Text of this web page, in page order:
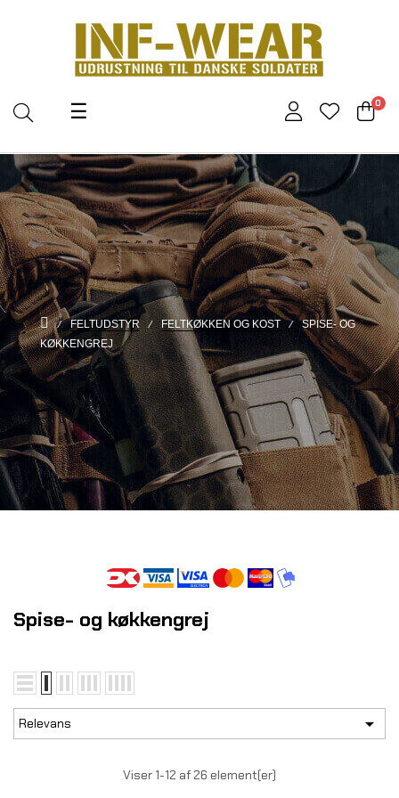
0
Toggle
☰
FELTUDSTYR FELTKØKKEN OG KOST
SPISE- OG
KØKKENGREJ
Spise- og køkkengrej
Relevans 
Viser 1-12 af 26 element(er)